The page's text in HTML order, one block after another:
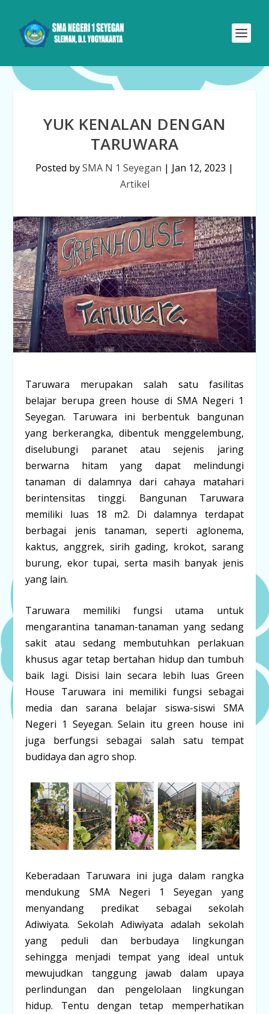
YUK KENALAN DENGAN
TARUWARA
Posted bySMA N 1 Seyegan | Jan 12, 2023 |
Artikel
Taruwara merupakan salah satu fasilitas
belajar berupa green house di SMA Negeri 1
Seyegan. Taruwara ini berbentuk bangunan
yang berkerangka, dibentuk menggelembung,
diselubungi paranet atau sejenis jaring
berwarna hitam yang dapat melindungi
tanaman di dalamnya dari cahaya matahari
berintensitas tinggi. Bangunan Taruwara
memiliki luas 18 m2. Di dalamnya terdapat
berbagai jenis tanaman, seperti aglonema,
kaktus, anggrek, sirih gading, krokot, sarang
burung, ekor tupai, serta masih banyak jenis
yang lain.
Taruwara memiliki fungsi utama untuk
mengarantina tanaman-tanaman yang sedang
sakit atau sedang membutuhkan perlakuan
khusus agar tetap bertahan hidup dan tumbuh
baik lagi. Disisi lain secara lebih luas Green
House Taruwara ini memiliki fungsi sebagai
media dan sarana belajar siswa-siswi SMA
Negeri 1 Seyegan. Selain itu green house ini
juga berfungsi sebagai salah satu tempat
budidaya dan agro shop.
Keberadaan Taruwara ini juga dalam rangka
mendukung SMA Negeri 1 Seyegan yang
menyandang predikat sebagai sekolah
Adiwiyata. Sekolah Adiwiyata adalah sekolah
yang peduli dan berbudaya lingkungan
sehingga menjadi tempat yang ideal untuk
mewujudkan tanggung jawab dalam upaya
perlindungan dan pengelolaan lingkungan
hidup. Tentu dengan tetap memperhatikan